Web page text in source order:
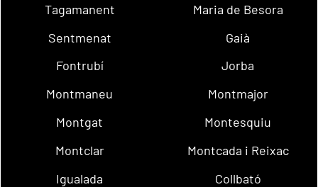
Tagamanent
Maria de Besora
Sentmenat
Gaià
Fontrubí
Jorba
Montmaneu
Montmajor
Montgat
Montesquiu
Montclar
Montcada i Reixac
Igualada
Collbató